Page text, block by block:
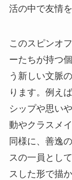
活の中で友情
このスピンオ
ーたちが持つ
う新しい文脈
ります。例え
シップや思い
動やクラスメ
同様に、善逸
スの一員とし
スした形で描